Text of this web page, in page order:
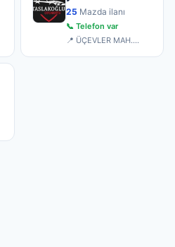
25 Mazda ilanı
📞 Telefon var
📍 ÜÇEVLER MAH.